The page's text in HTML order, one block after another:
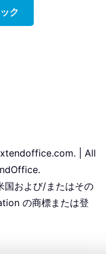
ク
| All
および/またはその
の商標または登